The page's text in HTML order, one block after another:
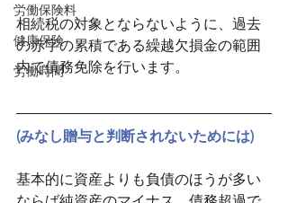
労働保険料
健康保険
労働時間
相続税の対象とならないように、過去
の赤字の累積である繰越欠損金の範囲
内で債務免除を行います。
(みなし贈与と判断されないためには)
基本的に資産よりも負債のほうが多い